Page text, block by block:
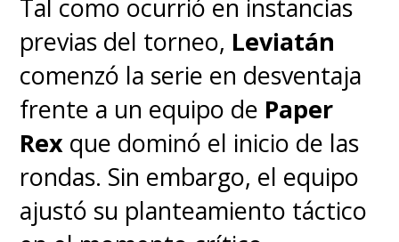
cinco mapas.
A realizarse entreel 28 de
febrero y el 15 de marzoen el
centro de eventos Espacio
Riesco, ubicado en Huechuraba,
el primer internacional de la
Tal como ocurrió en instancias
previas del torneo, Leviatán
comenzó la serie en desventaja
frente a un equipo de Paper
Rex que dominó el inicio de las
rondas. Sin embargo, el equipo
ajustó su planteamiento táctico